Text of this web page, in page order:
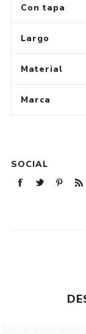
Con tapa
Largo
Material
Marca
SOCIAL